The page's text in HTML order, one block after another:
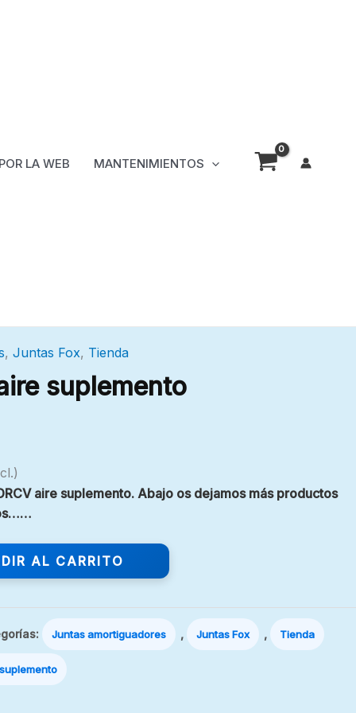
LA WEB MANTENIMIENTOS
, Juntas Fox, Tienda
suplemento
aire suplemento. Abajo os dejamos más productos
AL CARRITO
Juntas amortiguadores , Juntas Fox , Tienda